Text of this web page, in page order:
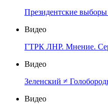
Президентские
Видео
ГТРК ЛНР. Мнение.
Видео
Зеленский ≠
Видео